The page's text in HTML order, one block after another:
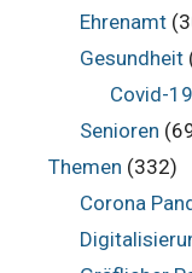
Ehrenamt
Gesundheit
Covid-19
Senioren
Themen (332)
Corona